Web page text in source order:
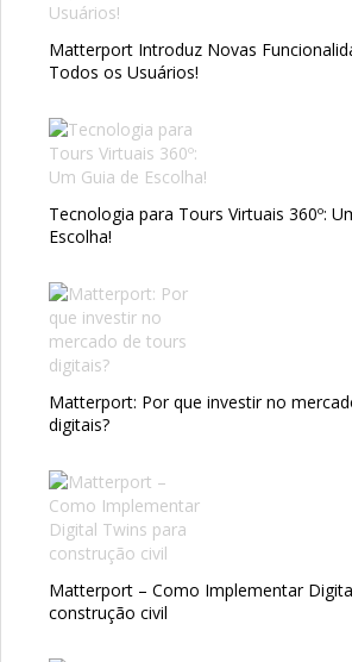
Matterport Introduz Novas
Todos os Usuários!
Tecnologia para Tours Virtuais 360º:
Escolha!
Matterport: Por que investir no
digitais?
Matterport – Como Implementar
construção civil